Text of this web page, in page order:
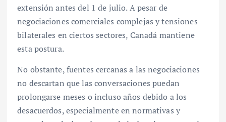
extensión antes del 1 de julio. A pesar de
negociaciones comerciales complejas y tensiones
bilaterales en ciertos sectores, Canadá mantiene
esta postura.
No obstante, fuentes cercanas a las negociaciones
no descartan que las conversaciones puedan
prolongarse meses o incluso años debido a los
desacuerdos, especialmente en normativas y